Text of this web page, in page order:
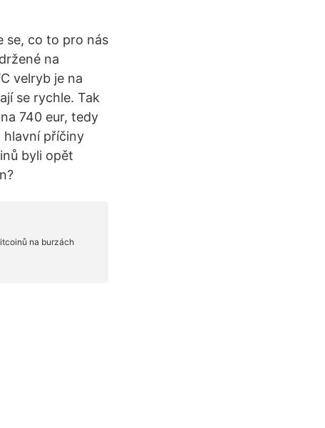
se, co to pro nás
na
velryb je na
se rychle. Tak
740 eur, tedy
hlavní příčiny
byli opět